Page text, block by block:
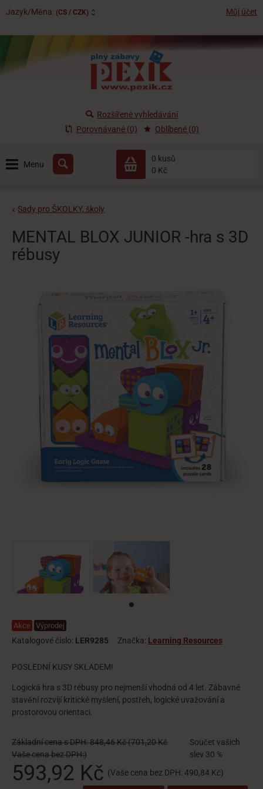
Jazyk/Měna: (CS / CZK) Můj účet
Menu
0 kusů
0 Kč
Rozšířené vyhledávání
Porovnávané (0)
Oblíbené (0)
Sady pro ŠKOLKY, školy
MENTAL BLOX JUNIOR -hra s 3D
rébusy
Akce Výprodej
Katalogové číslo: LER9285 Značka: Learning Resources
POSLEDNÍ KUSY SKLADEM!
Logická hra s 3D rébusy pro nejmenší vhodná od 4 let. Zábavné
stavění rozvíjí kritické myšlení, postřeh, logické uvažování a
prostorovou orientaci.
Základní cena s DPH:848,46 Kč(701,20 Kč
Vaše cena bez DPH:)
Součet vašich
slev 30 %
593,92 Kč (Vaše cena bez DPH: 490,84 Kč)